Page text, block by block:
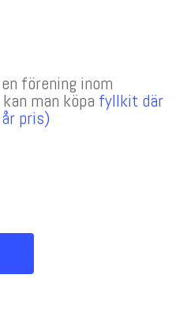
förening inom
man köpa fyllkit där
pris)